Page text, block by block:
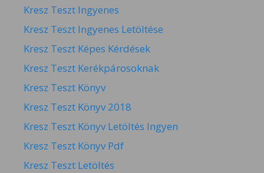
Kresz Teszt Ingyenes
Kresz Teszt Ingyenes Letöltése
Kresz Teszt Képes Kérdések
Kresz Teszt Kerékpárosoknak
Kresz Teszt Könyv
Kresz Teszt Könyv 2018
Kresz Teszt Könyv Letöltés Ingyen
Kresz Teszt Könyv Pdf
Kresz Teszt Letöltés